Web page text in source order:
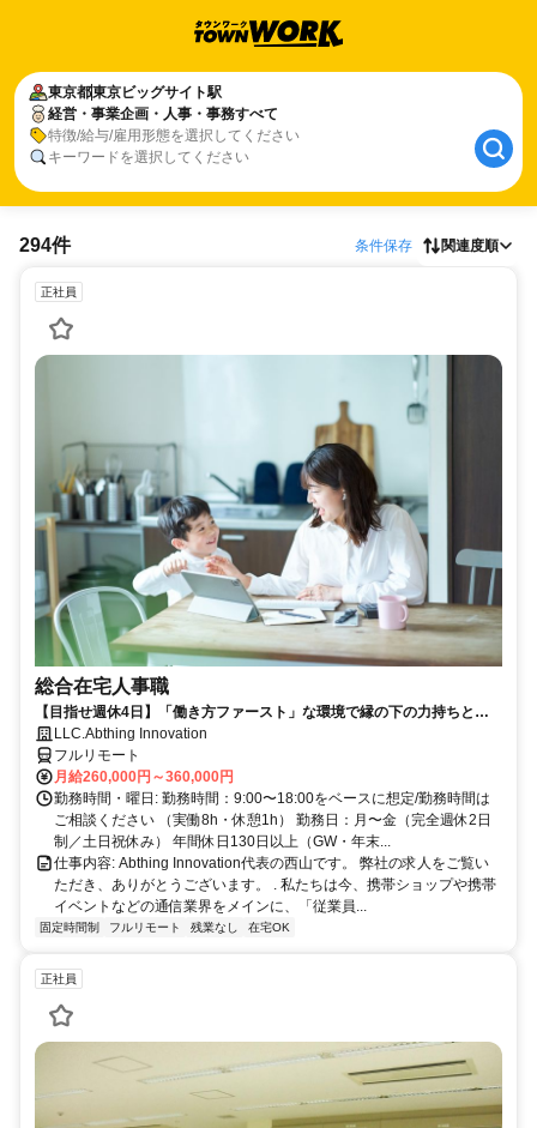
東京都東京ビッグサイト駅
経営・事業企画・人事・事務すべて
特徴/給与/雇用形態を選択してください
キーワードを選択してください
294件 条件保存 関連度順
正社員
総合在宅人事職
【目指せ週休4日】「働き方ファースト」な環境で縁の下の力持ちとし
て活躍する人事ポジション｜20代30代活躍中
LLC.Abthing Innovation
フルリモート
月給260,000円～360,000円
勤務時間・曜日: 勤務時間：9:00〜18:00をベースに想定/勤務時間は
ご相談ください （実働8h・休憩1h） 勤務日：月〜金（完全週休2日
制／土日祝休み） 年間休日130日以上（GW・年末...
仕事内容: Abthing Innovation代表の西山です。 弊社の求人をご覧い
ただき、ありがとうございます。 . 私たちは今、携帯ショップや携帯
イベントなどの通信業界をメインに、「従業員...
固定時間制 フルリモート 残業なし 在宅OK
正社員